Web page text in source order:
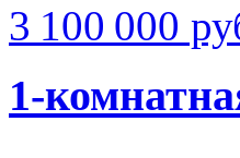
3 100 000
1-